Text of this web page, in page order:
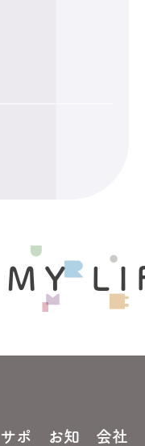
サポ
お知
会社